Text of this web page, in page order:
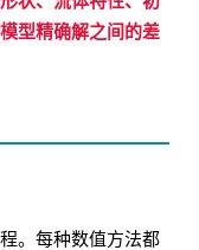
型精确解之间的差
。每种数值方法都